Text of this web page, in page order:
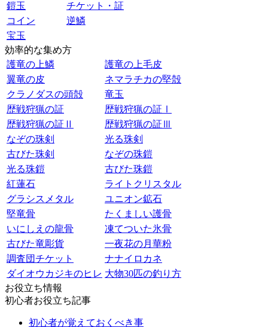
鎧玉
チケット・証
コイン
逆鱗
宝玉
効率的な集め方
護竜の上鱗
護竜の上毛皮
翼竜の皮
ネマラチカの堅殻
クラノダスの頭殻
竜玉
歴戦狩猟の証
歴戦狩猟の証Ⅰ
歴戦狩猟の証Ⅱ
歴戦狩猟の証Ⅲ
なぞの珠剣
光る珠剣
古びた珠剣
なぞの珠鎧
光る珠鎧
古びた珠鎧
紅蓮石
ライトクリスタル
グラシスメタル
ユニオン鉱石
堅竜骨
たくましい護骨
いにしえの龍骨
凍てついた氷骨
古びた竜彫貨
一夜花の月華粉
調査団チケット
ナナイロカネ
ダイオウカジキのヒレ 大物30匹の釣り方
お役立ち情報
初心者お役立ち記事
初心者が覚えておくべき事